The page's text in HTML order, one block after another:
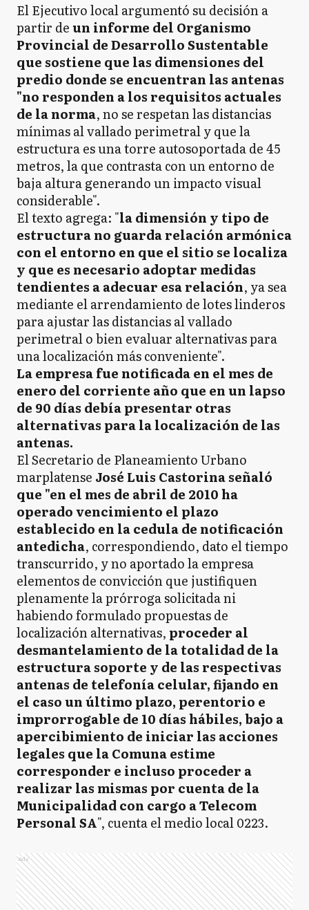
El Ejecutivo local argumentó su decisión a
partir deun informe del Organismo
Provincial de Desarrollo Sustentable
que sostiene que las dimensiones del
predio donde se encuentran las antenas
"no responden a los requisitos actuales
de la norma, no se respetan las distancias
mínimas al vallado perimetral y que la
estructura es una torre autosoportada de 45
metros, la que contrasta con un entorno de
baja altura generando un impacto visual
considerable".
El texto agrega: "la dimensión y tipo de
estructura no guarda relación armónica
con el entorno en que el sitio se localiza
y que es necesario adoptar medidas
tendientes a adecuar esa relación, ya sea
mediante el arrendamiento de lotes linderos
para ajustar las distancias al vallado
perimetral o bien evaluar alternativas para
una localización más conveniente".
La empresa fue notificada en el mes de
enero del corriente año que en un lapso
de 90 días debía presentar otras
alternativas para la localización de las
antenas.
El Secretario de Planeamiento Urbano
marplatense José Luis Castorina señaló
que "en el mes de abril de 2010 ha
operado vencimiento el plazo
establecido en la cedula de notificación
antedicha, correspondiendo, dato el tiempo
transcurrido, y no aportado la empresa
elementos de convicción que justifiquen
plenamente la prórroga solicitada ni
habiendo formulado propuestas de
localización alternativas, proceder al
desmantelamiento de la totalidad de la
estructura soporte y de las respectivas
antenas de telefonía celular, fijando en
el caso un último plazo, perentorio e
improrrogable de 10 días hábiles, bajo a
apercibimiento de iniciar las acciones
legales que la Comuna estime
corresponder e incluso proceder a
realizar las mismas por cuenta de la
Municipalidad con cargo a Telecom
Personal SA", cuenta el medio local 0223.
Ads